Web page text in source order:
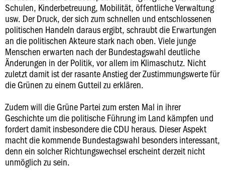
Schulen, Kinderbetreuung, Mobilität, öffentliche Verwaltung
usw. Der Druck, der sich zum schnellen und entschlossenen
politischen Handeln daraus ergibt, schraubt die Erwartungen
an die politischen Akteure stark nach oben. Viele junge
Menschen erwarten nach der Bundestagswahl deutliche
Änderungen in der Politik, vor allem im Klimaschutz. Nicht
zuletzt damit ist der rasante Anstieg der Zustimmungswerte für
die Grünen zu einem Gutteil zu erklären.
Zudem will die Grüne Partei zum ersten Mal in ihrer
Geschichte um die politische Führung im Land kämpfen und
fordert damit insbesondere die CDU heraus. Dieser Aspekt
macht die kommende Bundestagswahl besonders interessant,
denn ein solcher Richtungswechsel erscheint derzeit nicht
unmöglich zu sein.